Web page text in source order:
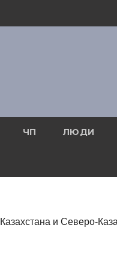
ЧП ЛЮДИ
и Северо-